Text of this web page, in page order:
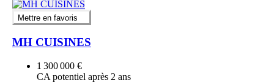
Mettre en favoris
MH CUISINES
1 300 000 €
CA potentiel après 2 ans